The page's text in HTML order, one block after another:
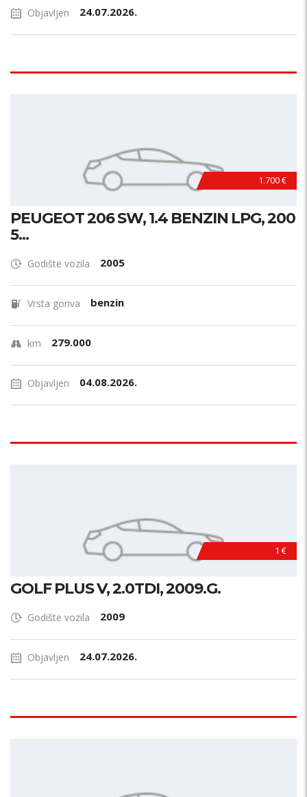
Objavljen 24.07.2026.
1.700 €
PEUGEOT 206 SW, 1.4 BENZIN LPG, 200
5...
Godište vozila 2005
Vrsta goriva benzin
km 279.000
Objavljen 04.08.2026.
1 €
GOLF PLUS V, 2.0TDI, 2009.G.
Godište vozila 2009
Objavljen 24.07.2026.